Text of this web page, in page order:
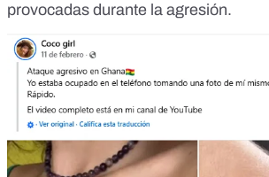
provocadas durante la agresión.